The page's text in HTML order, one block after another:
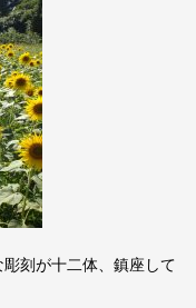
刻が十二体、鎮座して